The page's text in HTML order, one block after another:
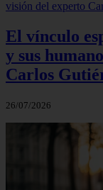
El vínculo
y sus
Carlos
26/07/2026